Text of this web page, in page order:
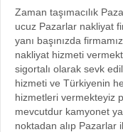
Zaman taşımacılık
ucuz Pazarlar nakliyat
yanı başınızda
nakliyat hizmeti
sigortalı olarak sevk
hizmeti ve Türkiyenin
hizmetleri vermekteyiz
mevcutdur kamyonet
noktadan alıp Pazarlar